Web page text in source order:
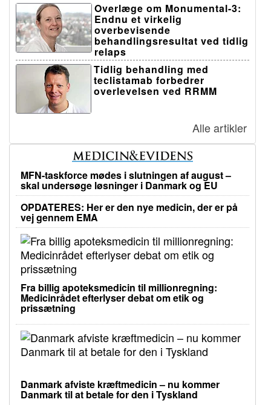
Overlæge om Monumental-3:
Endnu et virkelig
overbevisende
behandlingsresultat ved tidlig
relaps
Tidlig behandling med
teclistamab forbedrer
overlevelsen ved RRMM
Alle artikler
MFN-taskforce mødes i slutningen af august –
skal undersøge løsninger i Danmark og EU
OPDATERES: Her er den nye medicin, der er på
vej gennem EMA
Fra billig apoteksmedicin til millionregning:
Medicinrådet efterlyser debat om etik og
prissætning
Danmark afviste kræftmedicin – nu kommer
Danmark til at betale for den i Tyskland